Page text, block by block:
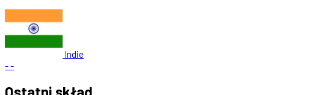
Indie
--
Ostatni skład